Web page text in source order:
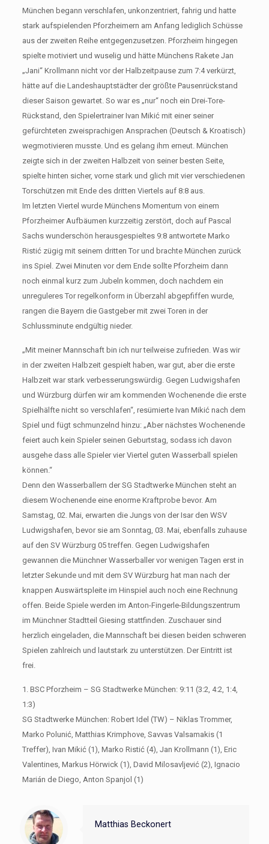
München begann verschlafen, unkonzentriert, fahrig und hatte
stark aufspielenden Pforzheimern am Anfang lediglich Schüsse
aus der zweiten Reihe entgegenzusetzen. Pforzheim hingegen
spielte motiviert und wuselig und hätte Münchens Rakete Jan
„Jani“ Krollmann nicht vor der Halbzeitpause zum 7:4 verkürzt,
hätte auf die Landeshauptstädter der größte Pausenrückstand
dieser Saison gewartet. So war es „nur“ noch ein Drei-Tore-
Rückstand, den Spielertrainer Ivan Mikić mit einer seiner
gefürchteten zweisprachigen Ansprachen (Deutsch & Kroatisch)
wegmotivieren musste. Und es gelang ihm erneut. München
zeigte sich in der zweiten Halbzeit von seiner besten Seite,
spielte hinten sicher, vorne stark und glich mit vier verschiedenen
Torschützen mit Ende des dritten Viertels auf 8:8 aus.
Im letzten Viertel wurde Münchens Momentum von einem
Pforzheimer Aufbäumen kurzzeitig zerstört, doch auf Pascal
Sachs wunderschön herausgespieltes 9:8 antwortete Marko
Ristić zügig mit seinem dritten Tor und brachte München zurück
ins Spiel. Zwei Minuten vor dem Ende sollte Pforzheim dann
noch einmal kurz zum Jubeln kommen, doch nachdem ein
unreguleres Tor regelkonform in Überzahl abgepfiffen wurde,
rangen die Bayern die Gastgeber mit zwei Toren in der
Schlussminute endgültig nieder.
„Mit meiner Mannschaft bin ich nur teilweise zufrieden. Was wir
in der zweiten Halbzeit gespielt haben, war gut, aber die erste
Halbzeit war stark verbesserungswürdig. Gegen Ludwigshafen
und Würzburg dürfen wir am kommenden Wochenende die erste
Spielhälfte nicht so verschlafen“, resümierte Ivan Mikić nach dem
Spiel und fügt schmunzelnd hinzu: „Aber nächstes Wochenende
feiert auch kein Spieler seinen Geburtstag, sodass ich davon
ausgehe dass alle Spieler vier Viertel guten Wasserball spielen
können.“
Denn den Wasserballern der SG Stadtwerke München steht an
diesem Wochenende eine enorme Kraftprobe bevor. Am
Samstag, 02. Mai, erwarten die Jungs von der Isar den WSV
Ludwigshafen, bevor sie am Sonntag, 03. Mai, ebenfalls zuhause
auf den SV Würzburg 05 treffen. Gegen Ludwigshafen
gewannen die Münchner Wasserballer vor wenigen Tagen erst in
letzter Sekunde und mit dem SV Würzburg hat man nach der
knappen Auswärtspleite im Hinspiel auch noch eine Rechnung
offen. Beide Spiele werden im Anton-Fingerle-Bildungszentrum
im Münchner Stadtteil Giesing stattfinden. Zuschauer sind
herzlich eingeladen, die Mannschaft bei diesen beiden schweren
Spielen zahlreich und lautstark zu unterstützen. Der Eintritt ist
frei.
1. BSC Pforzheim – SG Stadtwerke München: 9:11 (3:2, 4:2, 1:4,
1:3)
SG Stadtwerke München: Robert Idel (TW) – Niklas Trommer,
Marko Polunić, Matthias Krimphove, Savvas Valsamakis (1
Treffer), Ivan Mikić (1), Marko Ristić (4), Jan Krollmann (1), Eric
Valentines, Markus Hörwick (1), David Milosavljević (2), Ignacio
Marián de Diego, Anton Spanjol (1)
Matthias Beckonert